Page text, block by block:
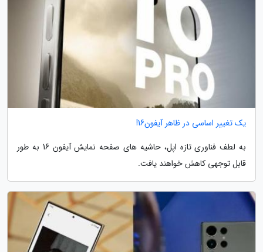
یک تغییر اساسی در ظاهر آیفون16!
به لطف فناوری تازه اپل، حاشیه های صفحه نمایش آیفون 16 به طور
قابل توجهی کاهش خواهند یافت.